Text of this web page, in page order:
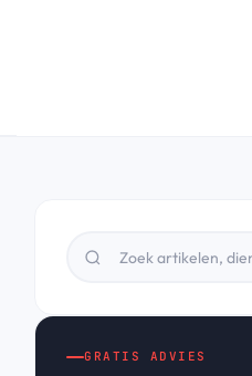
GRATIS ADVIES